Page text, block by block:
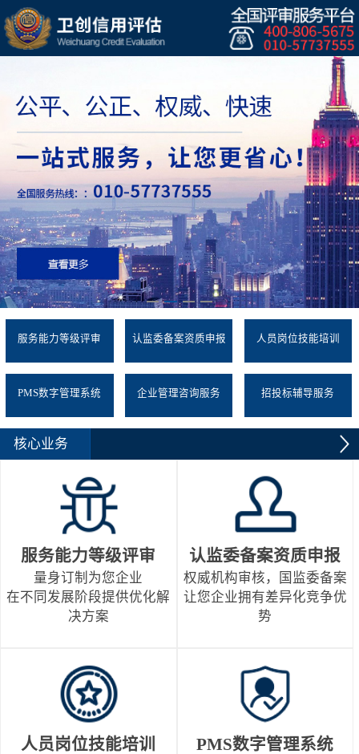
服务能力等级评审 认监委备案资质申报 人员岗位技能培训
PMS数字管理系统 企业管理咨询服务 招投标辅导服务
核心业务
服务能力等级评审
量身订制为您企业
在不同发展阶段提供优化解
决方案
认监委备案资质申报
权威机构审核，国监委备案
让您企业拥有差异化竞争优
势
人员岗位技能培训 PMS数字管理系统